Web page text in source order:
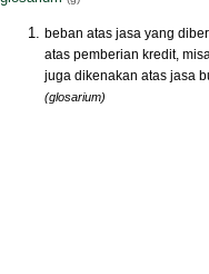
beban atas jasa yang
atas pemberian kredit,
juga dikenakan atas jasa
(glosarium)